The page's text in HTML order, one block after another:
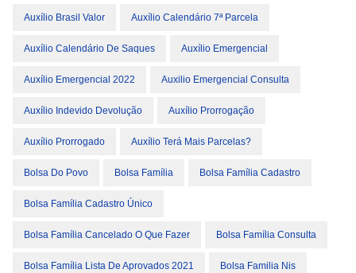
Auxílio Brasil Valor Auxílio Calendário 7ª Parcela
Auxílio Calendário De Saques Auxílio Emergencial
Auxílio Emergencial 2022 Auxilio Emergencial Consulta
Auxílio Indevido Devolução Auxílio Prorrogação
Auxílio Prorrogado Auxílio Terá Mais Parcelas?
Bolsa Do Povo Bolsa Família Bolsa Família Cadastro
Bolsa Família Cadastro Único
Bolsa Família Cancelado O Que Fazer Bolsa Família Consulta
Bolsa Família Lista De Aprovados 2021 Bolsa Familia Nis